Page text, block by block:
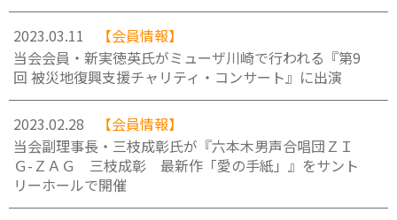
2023.03.11
【会員情報】
当会会員・新実徳英氏がミューザ川崎で行われる『第9
回 被災地復興支援チャリティ・コンサート』に出演
2023.02.28
【会員情報】
当会副理事長・三枝成彰氏が『六本木男声合唱団ＺＩ
Ｇ-ＺＡＧ 三枝成彰 最新作「愛の手紙」』をサント
リーホールで開催